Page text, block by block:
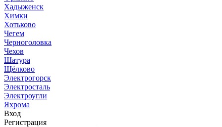
Хадыженск
Химки
Хотьково
Чегем
Черноголовка
Чехов
Шатура
Щёлково
Электрогорск
Электросталь
Электроугли
Яхрома
Вход
Регистрация